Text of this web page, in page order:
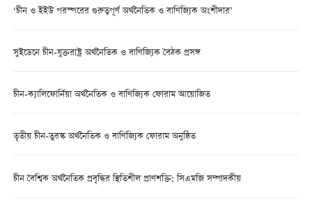
‘চীন ও ইইউ পরস্পরের গুরুত্বপূর্ণ অর্থনৈতিক ও বাণিজ্যিক অংশীদার’
সুইডেনে চীন-যুক্তরাষ্ট্র অর্থনৈতিক ও বাণিজ্যিক বৈঠক প্রসঙ্গ
চীন-ক্যালিফোর্নিয়া অর্থনৈতিক ও বাণিজ্যিক ফোরাম আয়োজিত
তৃতীয় চীন-তুরস্ক অর্থনৈতিক ও বাণিজ্যিক ফোরাম অনুষ্ঠিত
চীন বৈশ্বিক অর্থনৈতিক প্রবৃদ্ধির স্থিতিশীল প্রাণশক্তি: সিএমজি সম্পাদকীয়